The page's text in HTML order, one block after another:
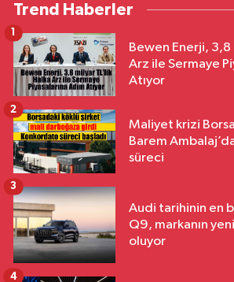
Trend Haberler
Bewen Enerji, 3,8
Arz ile Sermaye
Atıyor
1
Maliyet krizi
Barem
süreci
2
Audi tarihinin en
Q9, markanın
oluyor
3
4